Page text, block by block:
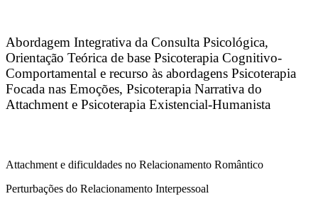
Abordagem Integrativa da Consulta Psicológica,
Orientação Teórica de base Psicoterapia Cognitivo-
Comportamental e recurso às abordagens Psicoterapia
Focada nas Emoções, Psicoterapia Narrativa do
Attachment e Psicoterapia Existencial-Humanista
Attachment e dificuldades no Relacionamento Romântico
Perturbações do Relacionamento Interpessoal